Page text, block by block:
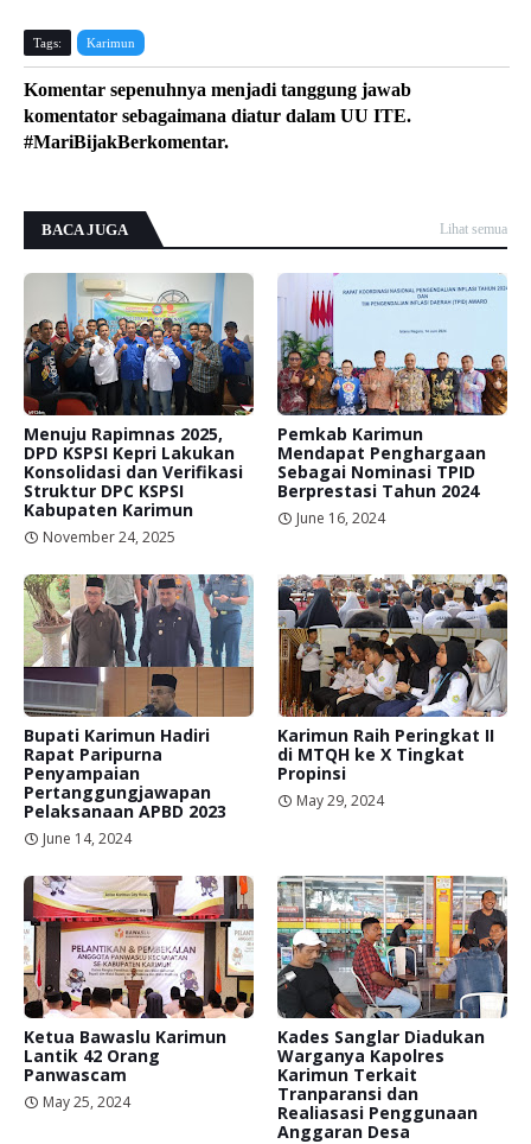
Tags: Karimun
Komentar sepenuhnya menjadi tanggung jawab
komentator sebagaimana diatur dalam UU ITE.
#MariBijakBerkomentar.
BACA JUGA Lihat semua
Menuju Rapimnas 2025,
DPD KSPSI Kepri Lakukan
Konsolidasi dan Verifikasi
Struktur DPC KSPSI
Kabupaten Karimun
November 24, 2025
Pemkab Karimun
Mendapat Penghargaan
Sebagai Nominasi TPID
Berprestasi Tahun 2024
June 16, 2024
Bupati Karimun Hadiri
Rapat Paripurna
Penyampaian
Pertanggungjawapan
Pelaksanaan APBD 2023
June 14, 2024
Karimun Raih Peringkat II
di MTQH ke X Tingkat
Propinsi
May 29, 2024
Ketua Bawaslu Karimun
Lantik 42 Orang
Panwascam
May 25, 2024
Kades Sanglar Diadukan
Warganya Kapolres
Karimun Terkait
Tranparansi dan
Realiasasi Penggunaan
Anggaran Desa